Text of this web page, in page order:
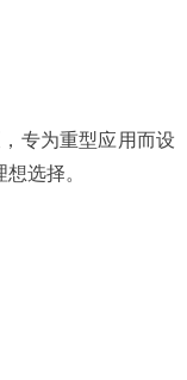
专为重型应用而设
选择。